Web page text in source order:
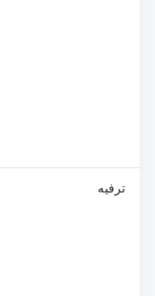
ترفيه